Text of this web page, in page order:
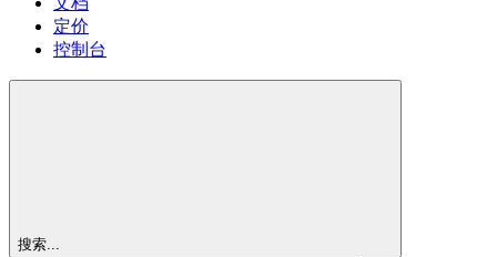
定价
控制台
搜索...